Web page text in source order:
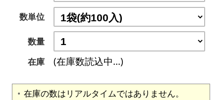
数単位
数量
在庫
(在庫数読込中...)
在庫の数はリアルタイムではありません。